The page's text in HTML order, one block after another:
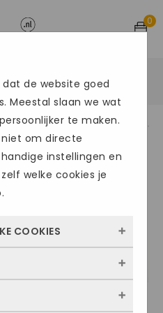
0
/ Sneakers
de website goed
Meestal slaan we wat
te maken.
om directe
instellingen en
welke cookies je
COOKIES
dat de website
Meestal
we hoe vaak onze